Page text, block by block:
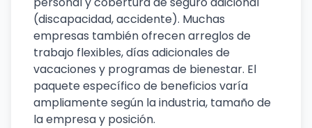
(discapacidad, accidente). Muchas
empresas también ofrecen arreglos de
trabajo flexibles, días adicionales de
vacaciones y programas de bienestar. El
paquete específico de beneficios varía
ampliamente según la industria, tamaño de
la empresa y posición.